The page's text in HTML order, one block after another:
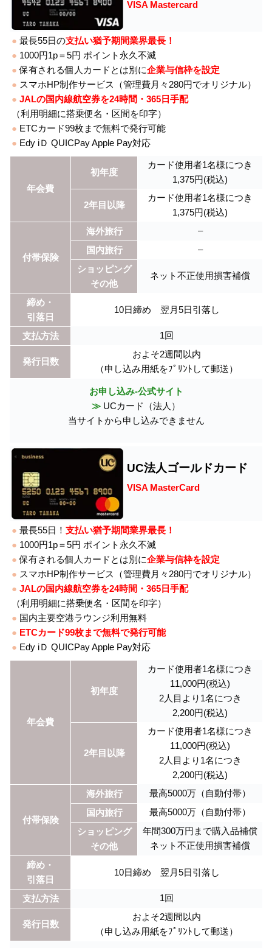
VISA Mastercard
● 最長55日の支払い猶予期間業界最長！
● 1000円1p＝5円 ポイント永久不滅
● 保有される個人カードとは別に企業与信枠を設定
● スマホHP制作サービス（管理費月々280円でオリジナル）
● JALの国内線航空券を24時間・365日手配
（利用明細に搭乗便名・区間を印字）
● ETCカード99枚まで無料で発行可能
● Edy iＤ QUICPay Apple Pay対応
年会費
初年度
カード使用者1名様につき
1,375円(税込)
2年目以降
カード使用者1名様につき
1,375円(税込)
付帯保険
海外旅行
–
国内旅行
–
ショッピング
その他
ネット不正使用損害補償
締め・
引落日
10日締め 翌月5日引落し
支払方法 1回
発行日数
およそ2週間以内
（申し込み用紙をﾌﾟﾘﾝﾄして郵送）
お申し込み-公式サイト
≫ UCカード（法人）
当サイトから申し込みできません
UC法人ゴールドカード
VISA MasterCard
● 最長55日！ 支払い猶予期間業界最長！
● 1000円1p＝5円 ポイント永久不滅
● 保有される個人カードとは別に企業与信枠を設定
● スマホHP制作サービス（管理費月々280円でオリジナル）
● JALの国内線航空券を24時間・365日手配
（利用明細に搭乗便名・区間を印字）
● 国内主要空港ラウンジ利用無料
● ETCカード99枚まで無料で発行可能
● Edy iＤ QUICPay Apple Pay対応
年会費
初年度
カード使用者1名様につき
11,000円(税込)
2人目より1名につき
2,200円(税込)
2年目以降
カード使用者1名様につき
11,000円(税込)
2人目より1名につき
2,200円(税込)
付帯保険
海外旅行
最高5000万（自動付帯）
国内旅行
最高5000万（自動付帯）
ショッピング
その他
年間300万円まで購入品補償
ネット不正使用損害補償
締め・
引落日
10日締め 翌月5日引落し
支払方法 1回
発行日数
およそ2週間以内
（申し込み用紙をﾌﾟﾘﾝﾄして郵送）